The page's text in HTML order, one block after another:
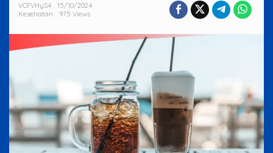
VO7VHyS4
15/10/2024
Kesehatan
975 Views